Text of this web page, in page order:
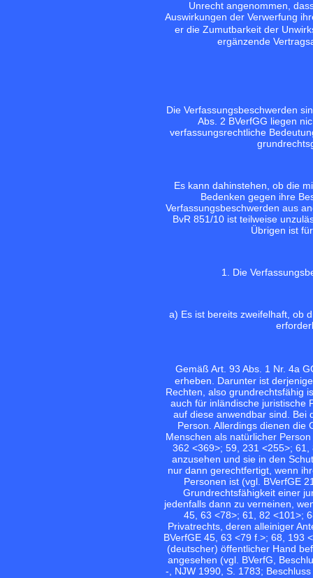
Unrecht angenommen,
Auswirkungen der Verwerfung
er die Zumutbarkeit der
ergänzende
Die Verfassungsbeschwerden
Abs. 2 BVerfGG liegen
verfassungsrechtliche
Es kann dahinstehen, ob die
Bedenken gegen ihre
Verfassungsbeschwerden aus
BvR 851/10 ist teilweise
Übrigen ist
1. Die
a) Es ist bereits zweifelhaft, ob
Gemäß Art. 93 Abs. 1 Nr. 4a
erheben. Darunter ist
Rechten, also grundrechtsfähig
auch für inländische juristische
auf diese anwendbar sind. Bei
Person. Allerdings dienen die
Menschen als natürlicher
362 <369>; 59, 231 <255>; 61,
anzusehen und sie in den
nur dann gerechtfertigt, wenn
Personen ist (vgl. BVerfGE
Grundrechtsfähigkeit einer
jedenfalls dann zu verneinen,
45, 63 <78>; 61, 82 <101>;
Privatrechts, deren alleiniger
BVerfGE 45, 63 <79 f.>; 68, 193
(deutscher) öffentlicher Hand
angesehen (vgl. BVerfG,
-, NJW 1990, S. 1783;